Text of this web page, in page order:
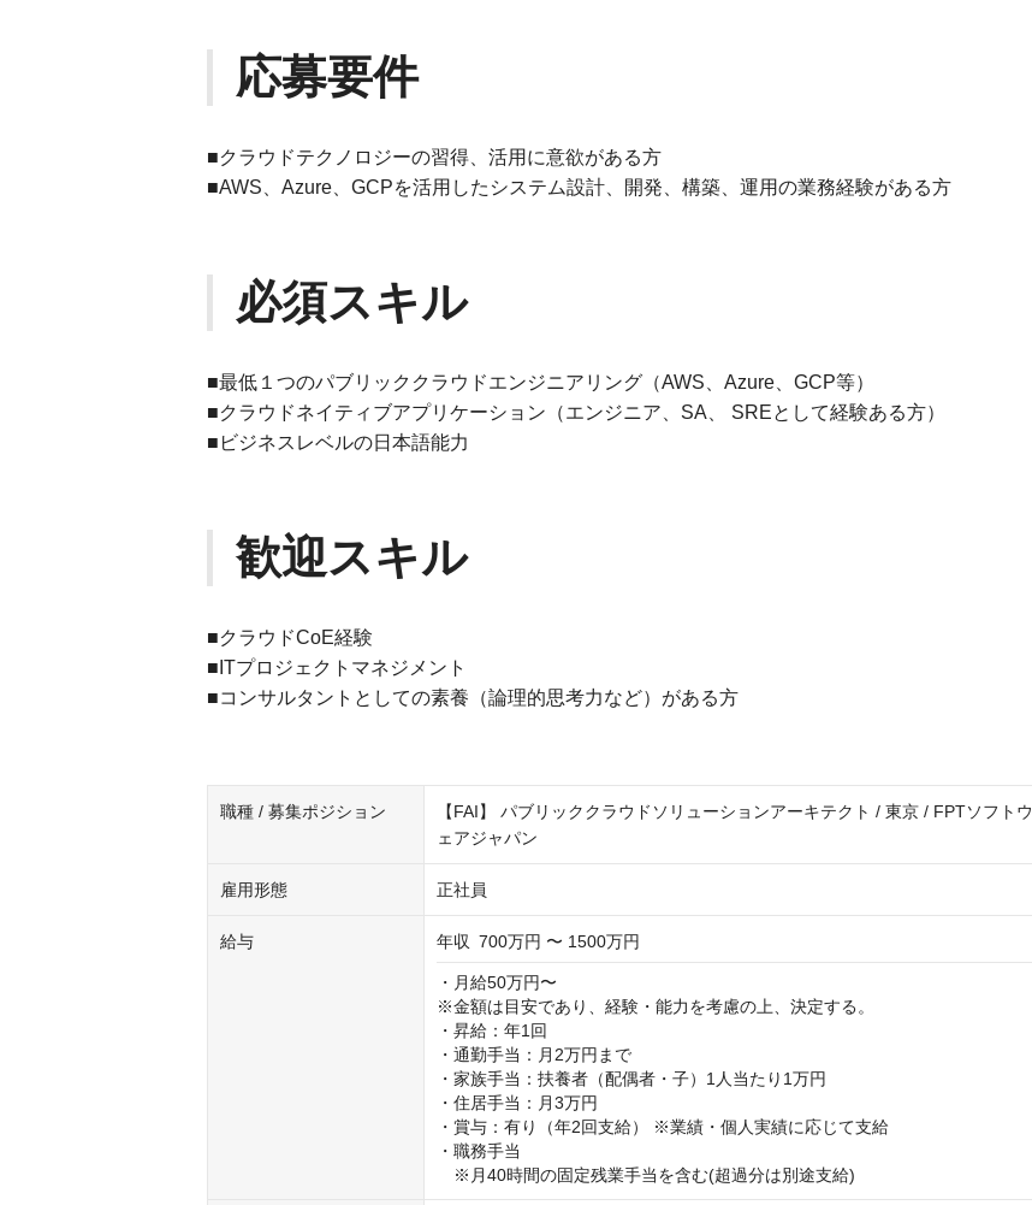
応募要件
■クラウドテクノロジーの習得、活用に意欲がある方
■AWS、Azure、GCPを活用したシステム設計、開発、構築、運用の業務経験がある方
必須スキル
■最低１つのパブリッククラウドエンジニアリング（AWS、Azure、GCP等）
■クラウドネイティブアプリケーション（エンジニア、SA、 SREとして経験ある方）
■ビジネスレベルの日本語能力
歓迎スキル
■クラウドCoE経験
■ITプロジェクトマネジメント
■コンサルタントとしての素養（論理的思考力など）がある方
職種 / 募集ポジション
【FAI】 パブリッククラウドソリューションアーキテクト / 東京 / FPTソフトウ
ェアジャパン
雇用形態 正社員
給与 年収 700万円 〜 1500万円
・月給50万円〜
※金額は目安であり、経験・能力を考慮の上、決定する。
・昇給：年1回
・通勤手当：月2万円まで
・家族手当：扶養者（配偶者・子）1人当たり1万円
・住居手当：月3万円
・賞与：有り（年2回支給） ※業績・個人実績に応じて支給
・職務手当
※月40時間の固定残業手当を含む(超過分は別途支給)